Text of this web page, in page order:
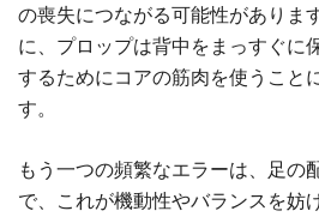
の喪失につながる可能性がありま
に、プロップは背中をまっすぐに
するためにコアの筋肉を使うこと
す。
もう一つの頻繁なエラーは、足の
で、これが機動性やバランスを妨